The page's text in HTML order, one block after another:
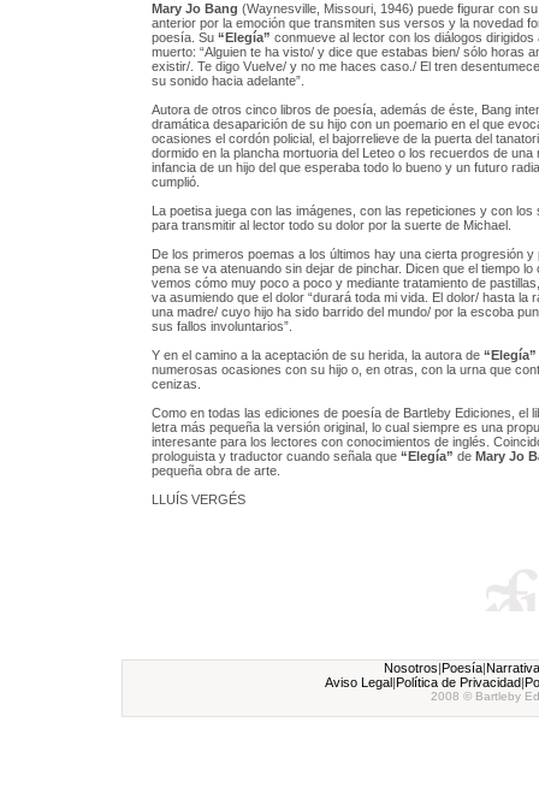
Mary Jo Bang (Waynesville, Missouri, 1946) puede figurar con
anterior por la emoción que transmiten sus versos y la novedad
poesía. Su“Elegía” conmueve al lector con los diálogos dirigidos
muerto: “Alguien te ha visto/ y dice que estabas bien/ sólo horas
existir/. Te digo Vuelve/ y no me haces caso./ El tren
su sonido hacia adelante”.
Autora de otros cinco libros de poesía, además de éste, Bang
dramática desaparición de su hijo con un poemario en el que
ocasiones el cordón policial, el bajorrelieve de la puerta del
dormido en la plancha mortuoria del Leteo o los recuerdos de una
infancia de un hijo del que esperaba todo lo bueno y un futuro
cumplió.
La poetisa juega con las imágenes, con las repeticiones y con los
para transmitir al lector todo su dolor por la suerte de Michael.
De los primeros poemas a los últimos hay una cierta progresión y
pena se va atenuando sin dejar de pinchar. Dicen que el tiempo
vemos cómo muy poco a poco y mediante tratamiento de
va asumiendo que el dolor “durará toda mi vida. El dolor/ hasta la
una madre/ cuyo hijo ha sido barrido del mundo/ por la escoba
sus fallos involuntarios”.
Y en el camino a la aceptación de su herida, la autora de“Elegía”
numerosas ocasiones con su hijo o, en otras, con la urna que
cenizas.
Como en todas las ediciones de poesía de Bartleby Ediciones, el
letra más pequeña la versión original, lo cual siempre es una
interesante para los lectores con conocimientos de inglés.
prologuista y traductor cuando señala que “Elegía” de Mary Jo
pequeña obra de arte.
LLUÍS VERGÉS
Nosotros|Poesía|Narrativa
Aviso Legal|Política de Privacidad|
2008 © Bartleby